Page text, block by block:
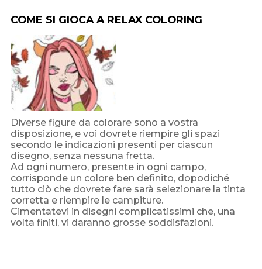
COME SI GIOCA A RELAX COLORING
Diverse figure da colorare sono a vostra
disposizione, e voi dovrete riempire gli spazi
secondo le indicazioni presenti per ciascun
disegno, senza nessuna fretta.
Ad ogni numero, presente in ogni campo,
corrisponde un colore ben definito, dopodiché
tutto ciò che dovrete fare sarà selezionare la tinta
corretta e riempire le campiture.
Cimentatevi in disegni complicatissimi che, una
volta finiti, vi daranno grosse soddisfazioni.